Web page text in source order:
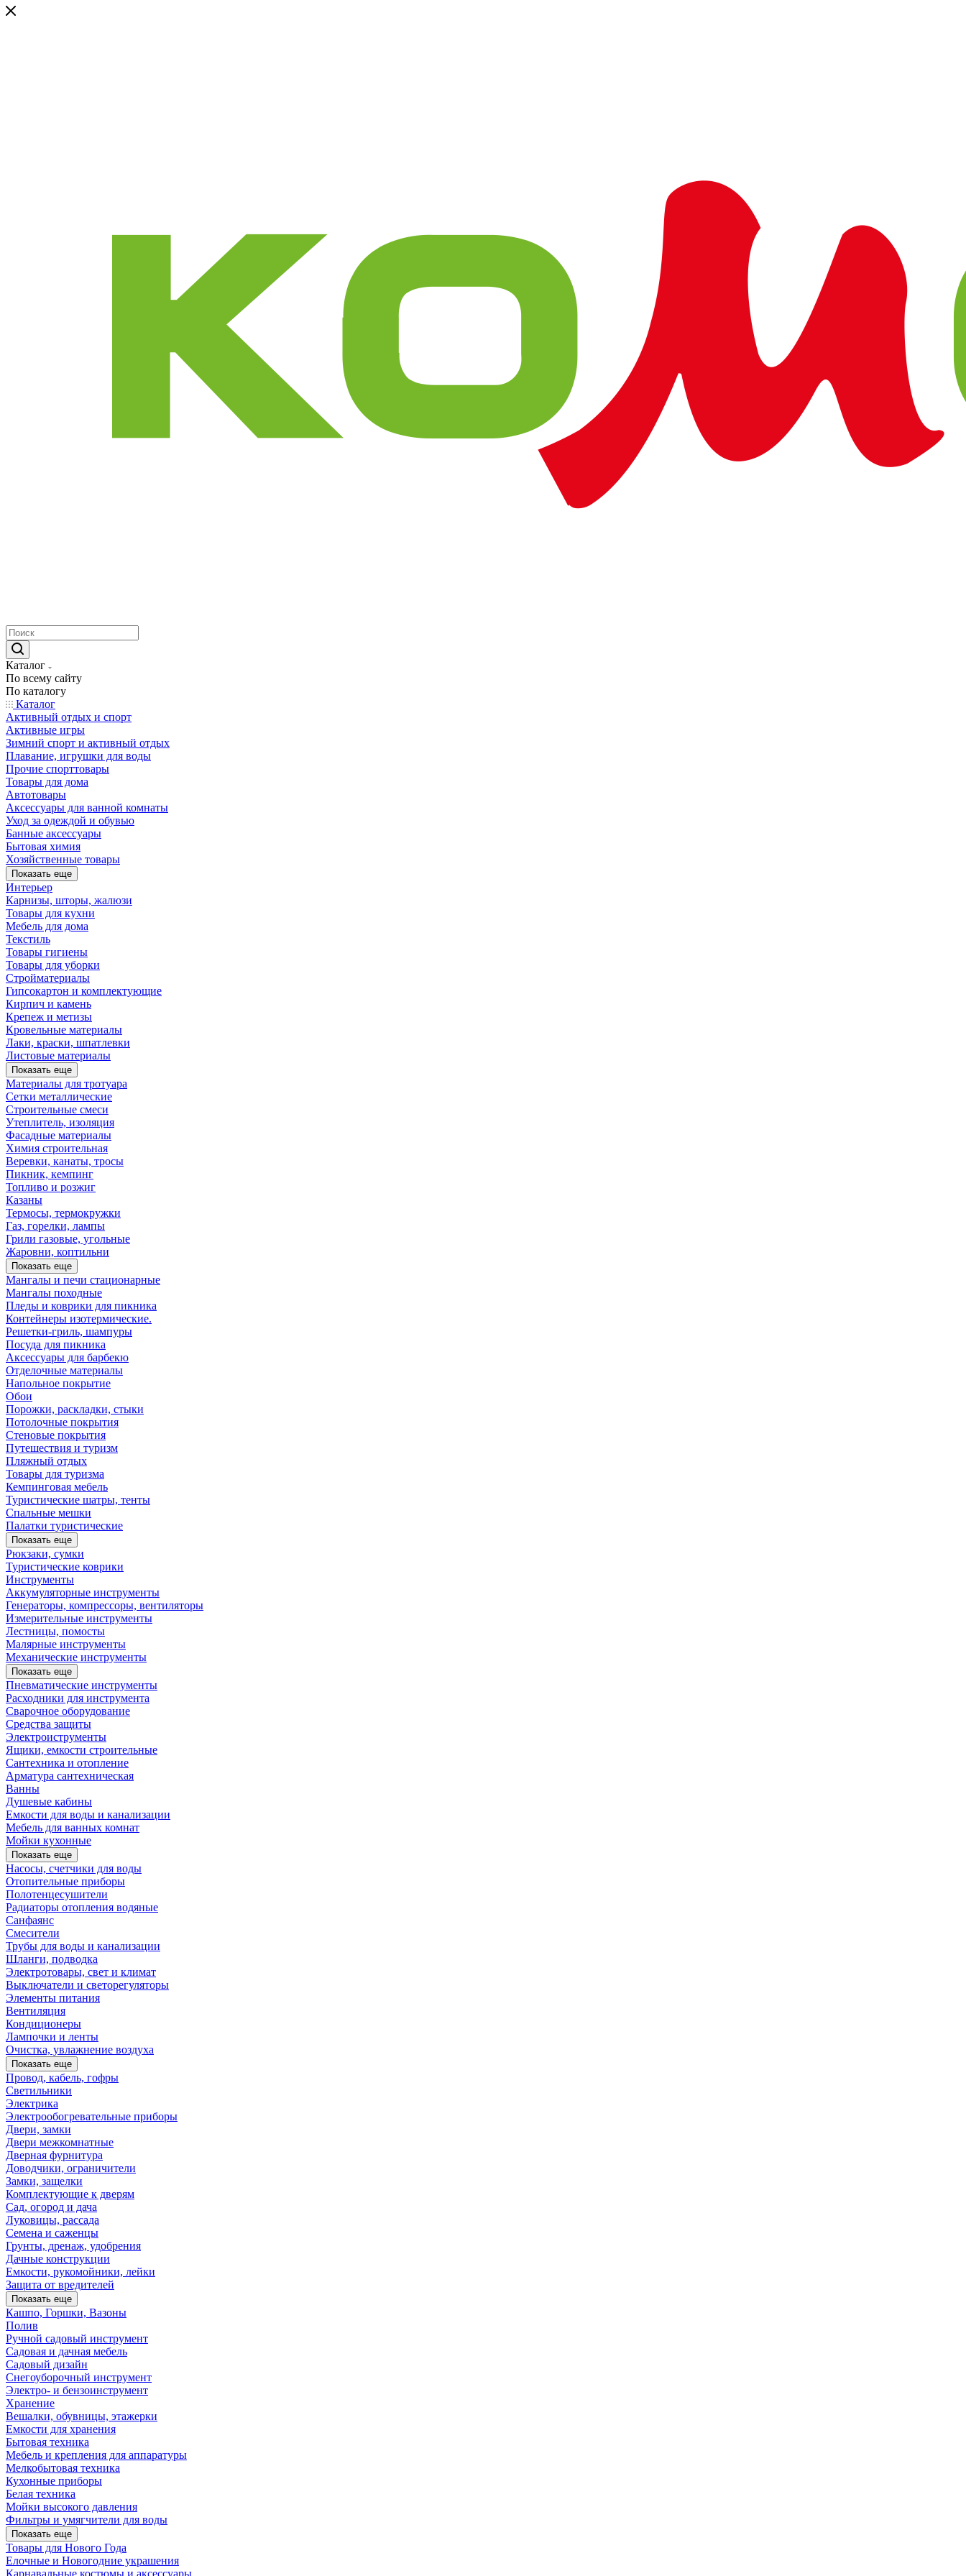
Каталог
По всему сайту
По каталогу
Каталог
Активный отдых и спорт
Активные игры
Зимний спорт и активный отдых
Плавание, игрушки для воды
Прочие спорттовары
Товары для дома
Автотовары
Аксессуары для ванной комнаты
Уход за одеждой и обувью
Банные аксессуары
Бытовая химия
Хозяйственные товары
Показать еще
Интерьер
Карнизы, шторы, жалюзи
Товары для кухни
Мебель для дома
Текстиль
Товары гигиены
Товары для уборки
Стройматериалы
Гипсокартон и комплектующие
Кирпич и камень
Крепеж и метизы
Кровельные материалы
Лаки, краски, шпатлевки
Листовые материалы
Показать еще
Материалы для тротуара
Сетки металлические
Строительные смеси
Утеплитель, изоляция
Фасадные материалы
Химия строительная
Веревки, канаты, тросы
Пикник, кемпинг
Топливо и розжиг
Казаны
Термосы, термокружки
Газ, горелки, лампы
Грили газовые, угольные
Жаровни, коптильни
Показать еще
Мангалы и печи стационарные
Мангалы походные
Пледы и коврики для пикника
Контейнеры изотермические.
Решетки-гриль, шампуры
Посуда для пикника
Аксессуары для барбекю
Отделочные материалы
Напольное покрытие
Обои
Порожки, раскладки, стыки
Потолочные покрытия
Стеновые покрытия
Путешествия и туризм
Пляжный отдых
Товары для туризма
Кемпинговая мебель
Туристические шатры, тенты
Спальные мешки
Палатки туристические
Показать еще
Рюкзаки, сумки
Туристические коврики
Инструменты
Аккумуляторные инструменты
Генераторы, компрессоры, вентиляторы
Измерительные инструменты
Лестницы, помосты
Малярные инструменты
Механические инструменты
Показать еще
Пневматические инструменты
Расходники для инструмента
Сварочное оборудование
Средства защиты
Электроиструменты
Ящики, емкости строительные
Сантехника и отопление
Арматура сантехническая
Ванны
Душевые кабины
Емкости для воды и канализации
Мебель для ванных комнат
Мойки кухонные
Показать еще
Насосы, счетчики для воды
Отопительные приборы
Полотенцесушители
Радиаторы отопления водяные
Санфаянс
Смесители
Трубы для воды и канализации
Шланги, подводка
Электротовары, свет и климат
Выключатели и светорегуляторы
Элементы питания
Вентиляция
Кондиционеры
Лампочки и ленты
Очистка, увлажнение воздуха
Показать еще
Провод, кабель, гофры
Светильники
Электрика
Электрообогревательные приборы
Двери, замки
Двери межкомнатные
Дверная фурнитура
Доводчики, ограничители
Замки, защелки
Комплектующие к дверям
Сад, огород и дача
Луковицы, рассада
Семена и саженцы
Грунты, дренаж, удобрения
Дачные конструкции
Емкости, рукомойники, лейки
Защита от вредителей
Показать еще
Кашпо, Горшки, Вазоны
Полив
Ручной садовый инструмент
Садовая и дачная мебель
Садовый дизайн
Снегоуборочный инструмент
Электро- и бензоинструмент
Хранение
Вешалки, обувницы, этажерки
Емкости для хранения
Бытовая техника
Мебель и крепления для аппаратуры
Мелкобытовая техника
Кухонные приборы
Белая техника
Мойки высокого давления
Фильтры и умягчители для воды
Показать еще
Товары для Нового Года
Елочные и Новогодние украшения
Карнавальные костюмы и аксессуары